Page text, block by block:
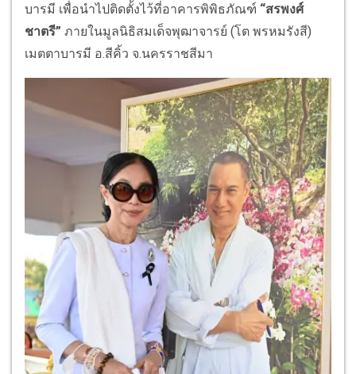
บารมี เพื่อนำไปติดตั้งไว้ที่อาคารพิพิธภัณฑ์ “สรพงศ์
ชาตรี” ภายในมูลนิธิสมเด็จพุฒาจารย์ (โต พรหมรังสี)
เมตตาบารมี อ.สีคิ้ว จ.นครราชสีมา